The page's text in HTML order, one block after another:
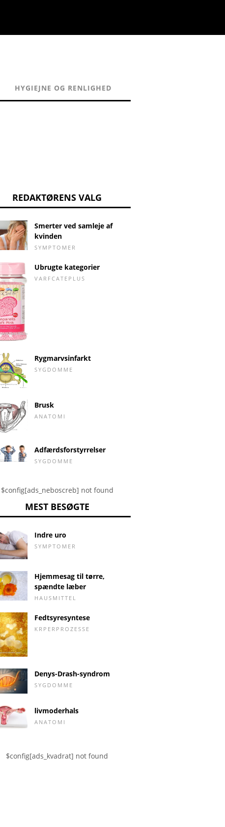
HYGIEJNE OG RENLIGHED
REDAKTØRENS VALG
Smerter ved samleje af
kvinden
SYMPTOMER
Ubrugte kategorier
VARFCATEPLUS
Rygmarvsinfarkt
SYGDOMME
Brusk
ANATOMI
Adfærdsforstyrrelser
SYGDOMME
$config[ads_neboscreb] not found
MEST BESØGTE
Indre uro
SYMPTOMER
Hjemmesag til tørre,
spændte læber
HAUSMITTEL
Fedtsyresyntese
KRPERPROZESSE
Denys-Drash-syndrom
SYGDOMME
livmoderhals
ANATOMI
$config[ads_kvadrat] not found